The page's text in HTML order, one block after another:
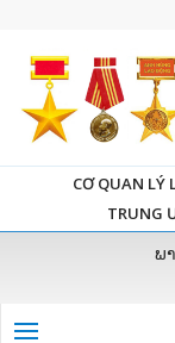
CƠ QUAN LÝ
TRUNG
ພ